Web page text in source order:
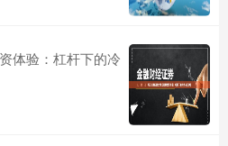
体验：杠杆下的冷